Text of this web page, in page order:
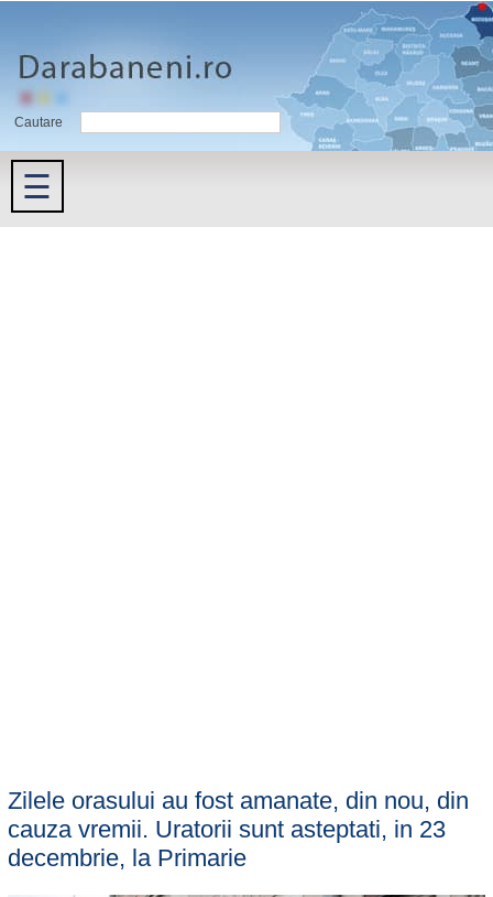
Cautare
☰
Zilele orasului au fost amanate, din nou, din
cauza vremii. Uratorii sunt asteptati, in 23
decembrie, la Primarie